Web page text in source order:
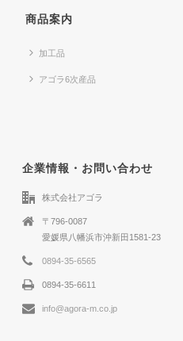
商品案内
加工品
アゴラ6次産品
企業情報・お問い合わせ
株式会社アゴラ
〒796-0087
愛媛県八幡浜市沖新田1581-23
0894-35-6565
0894-35-6611
info@agora-m.co.jp